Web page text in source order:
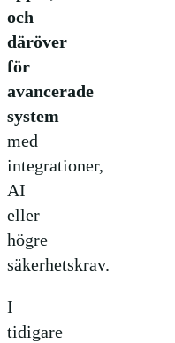
och
däröver
för
avancerade
system
med
integrationer,
AI
eller
högre
säkerhetskrav.
I
tidigare